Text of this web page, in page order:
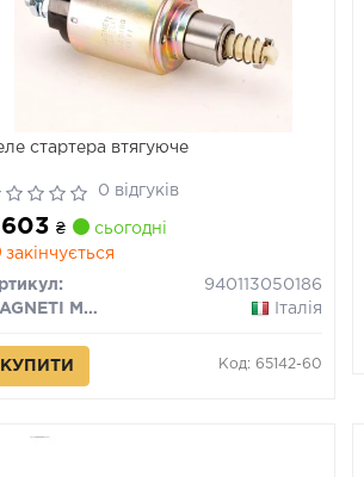
стартера втягуюче
0 відгуків
603 ₴
сьогодні
закінчується
940113050186
MAGNETI MARELLI
Італія
КУПИТИ Код: 65142-60